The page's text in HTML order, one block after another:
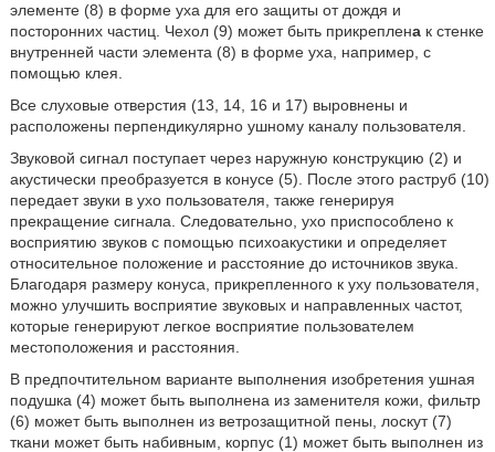
элементе (8) в форме уха для его защиты от дождя и
посторонних частиц. Чехол (9) может быть прикрепленак стенке
внутренней части элемента (8) в форме уха, например, с
помощью клея.
Все слуховые отверстия (13, 14, 16 и 17) выровнены и
расположены перпендикулярно ушному каналу пользователя.
Звуковой сигнал поступает через наружную конструкцию (2) и
акустически преобразуется в конусе (5). После этого раструб (10)
передает звуки в ухо пользователя, также генерируя
прекращение сигнала. Следовательно, ухо приспособлено к
восприятию звуков с помощью психоакустики и определяет
относительное положение и расстояние до источников звука.
Благодаря размеру конуса, прикрепленного к уху пользователя,
можно улучшить восприятие звуковых и направленных частот,
которые генерируют легкое восприятие пользователем
местоположения и расстояния.
В предпочтительном варианте выполнения изобретения ушная
подушка (4) может быть выполнена из заменителя кожи, фильтр
(6) может быть выполнен из ветрозащитной пены, лоскут (7)
ткани может быть набивным, корпус (1) может быть выполнен из